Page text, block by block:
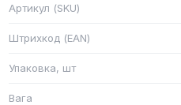
Артикул (SKU)
Штрихкод (EAN)
Упаковка, шт
Вага